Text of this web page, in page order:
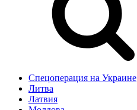
Спецоперация на Украине
Литва
Латвия